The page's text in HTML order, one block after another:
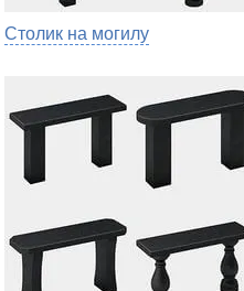
Столик на могилу